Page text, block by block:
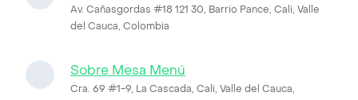
Av. Cañasgordas #18 121 30, Barrio Pance, Cali, Valle
del Cauca, Colombia
Sobre Mesa Menú
Cra. 69 #1-9, La Cascada, Cali, Valle del Cauca,